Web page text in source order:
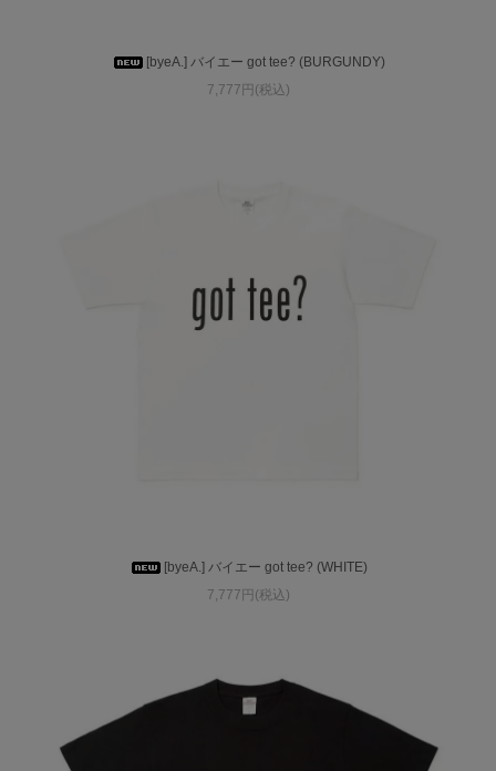
[byeA.] バイエー got tee? (BURGUNDY)
7,777円(税込)
[byeA.] バイエー got tee? (WHITE)
7,777円(税込)